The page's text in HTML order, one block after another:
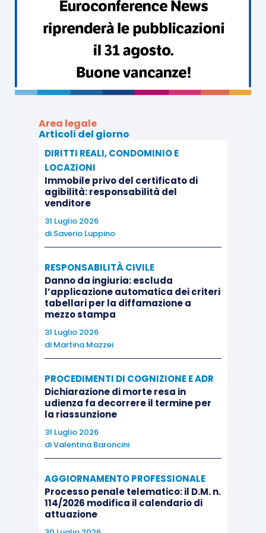
nozioni tecniche di comune conoscenza e
neppure disporre (anche d’ufficio) indagini
tecniche, e dall’altro respingere la domanda
perché non risultano provati i fatti che avrebbero
potuto accertarsi soltanto con l’impiego di
conoscenze tecniche”, incorrendo altrimenti in
(Cass., 1° marzo 2007, n. 4853).
Neppure sussiste un onere di motivazione sulle
ragioni che hanno indotto il giudice a recepire in
sentenza le conclusioni del C.T.U.
Il giudice infatti, nell’aderire ai rilievi del
consulente tecnico che nella relazione abbia
tenuto conto, replicandovi, delle osservazioni dei
consulenti di parte, esaurisce l’obbligo della
motivazione con l’indicazione delle fonti del suo
convincimento, e non è quindi necessario che si
soffermi sulle contrarie deduzioni dei periti che,
con le argomentazioni accolte (Cass., 2 febbraio
2015, n. 1815; Cass., 15 luglio 2014, n. 16149;
2010, n. 13433; orientamento non condiviso in
dottrina da Comoglio,Le prove civili, Torino, 2010,
891 ss., secondo il quale il principio
costituzionale del giusto processo impone al
giudice, anche in caso di adesione ai rilievi del
Area legale
Articoli del giorno
DIRITTI REALI, CONDOMINIO E
LOCAZIONI
Immobile privo del certificato di
agibilità: responsabilità del
venditore
31 Luglio 2026
di Saverio Luppino
RESPONSABILITÀ CIVILE
Danno da ingiuria: escluda
l’applicazione automatica dei criteri
tabellari per la diffamazione a
mezzo stampa
31 Luglio 2026
di Martina Mazzei
PROCEDIMENTI DI COGNIZIONE E ADR
Dichiarazione di morte resa in
udienza fa decorrere il termine per
la riassunzione
31 Luglio 2026
diValentina Baroncini
AGGIORNAMENTO PROFESSIONALE
Processo penale telematico: il D.M. n.
114/2026 modifica il calendario di
attuazione